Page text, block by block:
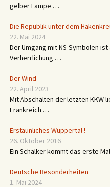
gelber Lampe …
Die Republik unter dem
22. Mai 2024
Der Umgang mit NS-Symbolen
Verherrlichung …
Der Wind
22. April 2023
Mit Abschalten der letzten KKW
Frankreich …
Erstaunliches Wuppertal !
26. Oktober 2016
Ein Schalker kommt das erste
Deutsche Besonderheiten
1. Mai 2024